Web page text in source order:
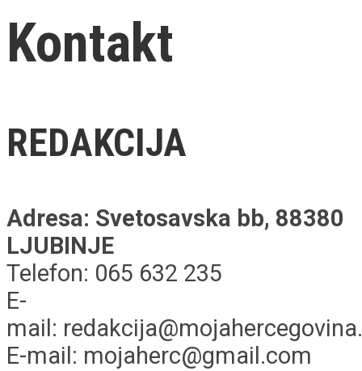
Kontakt
REDAKCIJA
Adresa: Svetosavska bb, 88380
LJUBINJE
Telefon: 065 632 235
E-
mail:
E-mail: mojaherc@gmail.com